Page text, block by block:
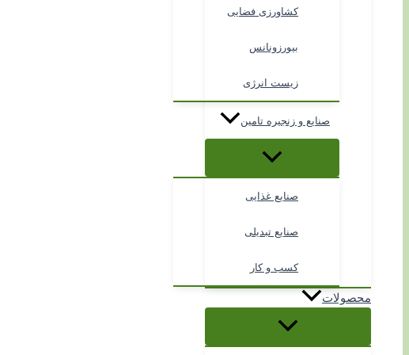
کشاورزی فضایی
بیورزونانس
زیست انرژی
صنایع و زنجیره تامین
صنایع غذایی
صنایع تبدیلی
کسب و کار
محصولات